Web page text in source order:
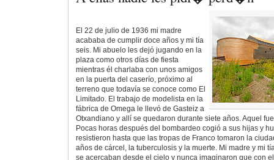
El 22 de julio de 1936 mi madre
acababa de cumplir doce años y mi tía
seis. Mi abuelo les dejó jugando en la
plaza como otros días de fiesta
mientras él charlaba con unos amigos
en la puerta del caserío, próximo al
terreno que todavía se conoce como El
Limitado. El trabajo de modelista en la
fábrica de Omega le llevó de Gasteiz a
Otxandiano y allí se quedaron durante siete años. Aquel
Pocas horas después del bombardeo cogió a sus hijas y
resistieron hasta que las tropas de Franco tomaron la
años de cárcel, la tuberculosis y la muerte. Mi madre y mi
se acercaban desde el cielo y nunca imaginaron que con